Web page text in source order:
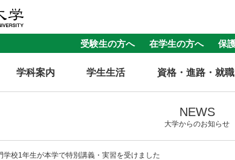
受験生の方へ 在学生の方へ 保
学科案内 学生生活 資格・進路・就職
NEWS
大学からのお知らせ
学校1年生が本学で特別講義・実習を受けました